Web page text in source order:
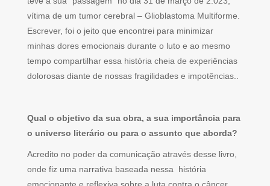
vítima de um tumor cerebral – Glioblastoma Multiforme.
Escrever, foi o jeito que encontrei para minimizar
minhas dores emocionais durante o luto e ao mesmo
tempo compartilhar essa história cheia de experiências
dolorosas diante de nossas fragilidades e impotências..
Qual o objetivo da sua obra, a sua importância para
o universo literário ou para o assunto que aborda?
Acredito no poder da comunicação através desse livro,
onde fiz uma narrativa baseada nessa história